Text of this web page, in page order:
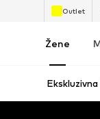
Outlet
Žene